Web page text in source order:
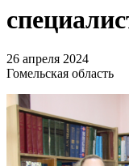
26 апреля 2024
Гомельская область